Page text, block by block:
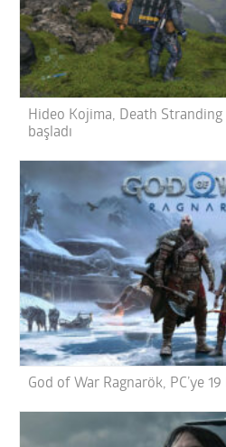
Hideo Kojima, Death Stranding
başladı
God of War Ragnarök, PC’ye